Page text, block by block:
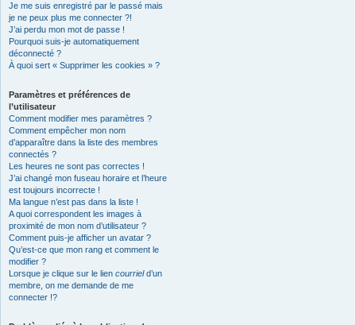
Je me suis enregistré par le passé mais
je ne peux plus me connecter ?!
J’ai perdu mon mot de passe !
Pourquoi suis-je automatiquement
déconnecté ?
À quoi sert « Supprimer les cookies » ?
Paramètres et préférences de
l’utilisateur
Comment modifier mes paramètres ?
Comment empêcher mon nom
d’apparaître dans la liste des membres
connectés ?
Les heures ne sont pas correctes !
J’ai changé mon fuseau horaire et l’heure
est toujours incorrecte !
Ma langue n’est pas dans la liste !
A quoi correspondent les images à
proximité de mon nom d’utilisateur ?
Comment puis-je afficher un avatar ?
Qu’est-ce que mon rang et comment le
modifier ?
Lorsque je clique sur le lien courrield’un
membre, on me demande de me
connecter !?